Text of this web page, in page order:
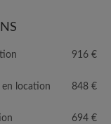
916 €
en location 848 €
694 €